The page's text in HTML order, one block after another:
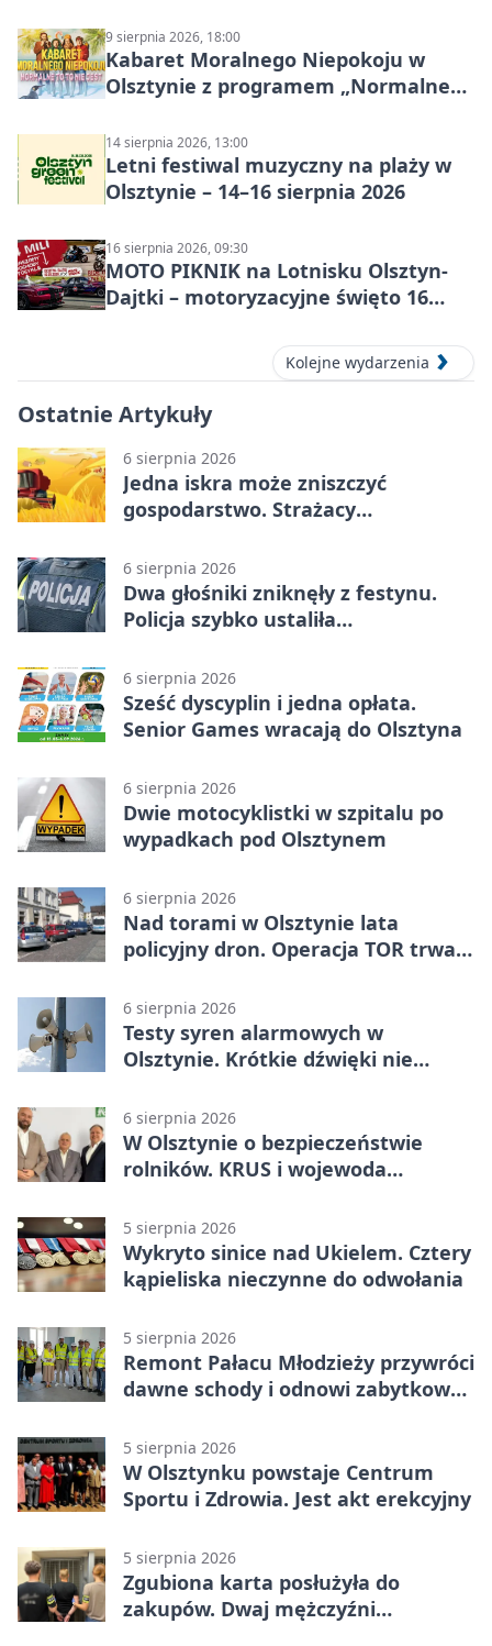
9 sierpnia 2026, 18:00
Kabaret Moralnego Niepokoju w
Olsztynie z programem „Normalne
14 sierpnia 2026, 13:00
Letni festiwal muzyczny na plaży w
Olsztynie – 14–16 sierpnia 2026
16 sierpnia 2026, 09:30
MOTO PIKNIK na Lotnisku Olsztyn-
Dajtki – motoryzacyjne święto 16
Kolejne wydarzenia
Ostatnie Artykuły
6 sierpnia 2026
Jedna iskra może zniszczyć
gospodarstwo. Strażacy
6 sierpnia 2026
Dwa głośniki zniknęły z festynu.
Policja szybko ustaliła
6 sierpnia 2026
Sześć dyscyplin i jedna opłata.
Senior Games wracają do Olsztyna
6 sierpnia 2026
Dwie motocyklistki w szpitalu po
wypadkach pod Olsztynem
6 sierpnia 2026
Nad torami w Olsztynie lata
policyjny dron. Operacja TOR trwa
6 sierpnia 2026
Testy syren alarmowych w
Olsztynie. Krótkie dźwięki nie
6 sierpnia 2026
W Olsztynie o bezpieczeństwie
rolników. KRUS i wojewoda
5 sierpnia 2026
Wykryto sinice nad Ukielem. Cztery
kąpieliska nieczynne do odwołania
5 sierpnia 2026
Remont Pałacu Młodzieży przywróci
dawne schody i odnowi zabytkowy
5 sierpnia 2026
W Olsztynku powstaje Centrum
Sportu i Zdrowia. Jest akt erekcyjny
5 sierpnia 2026
Zgubiona karta posłużyła do
zakupów. Dwaj mężczyźni